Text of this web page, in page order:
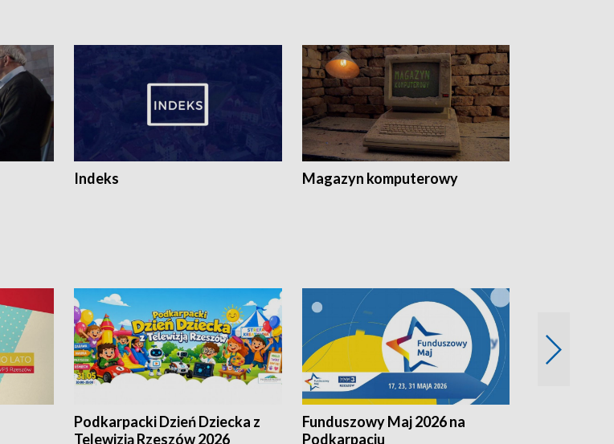
Indeks Magazyn komputerowy
Podkarpacki Dzień Dziecka z
Telewizją Rzeszów 2026
Funduszowy Maj 2026 na
Podkarpaciu